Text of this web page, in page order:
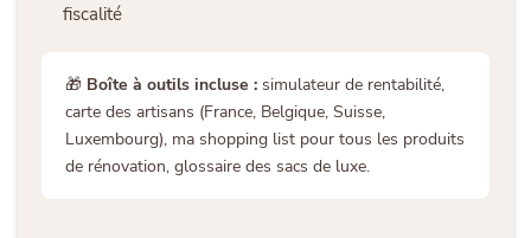
fiscalité
🎁 Boîte à outils incluse : simulateur de rentabilité,
carte des artisans (France, Belgique, Suisse,
Luxembourg), ma shopping list pour tous les produits
de rénovation, glossaire des sacs de luxe.